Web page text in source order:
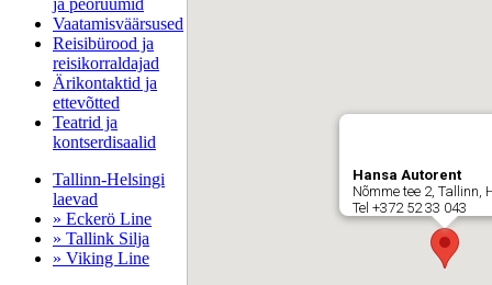
ja peoruumid
Vaatamisväärsused
Reisibürood ja
reisikorraldajad
Ärikontaktid ja
ettevõtted
Teatrid ja
kontserdisaalid
Tallinn-Helsingi
laevad
» Eckerö Line
» Tallink Silja
» Viking Line
Hansa Autorent
Nõmme tee 2, Tallinn,
Tel +372 52 33 043